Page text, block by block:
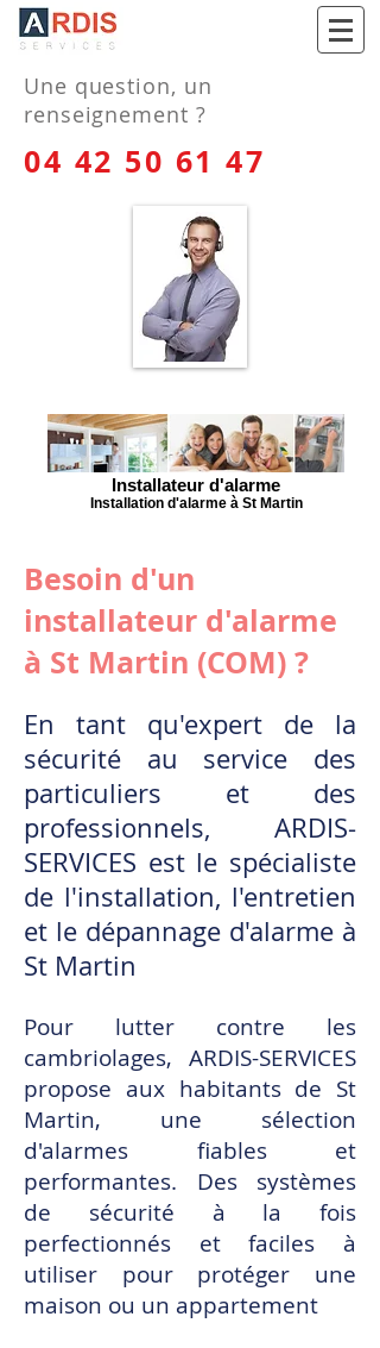
Installateur d'alarme
Installation d'alarme à St Martin
Besoin d'un
installateur d'alarme
à St Martin (COM) ?
En tant qu'expert de la
sécurité au service des
particuliers et des
professionnels, ARDIS-
SERVICES est le spécialiste
de l'installation, l'entretien
et le dépannage d'alarme à
St Martin
Pour lutter contre les
cambriolages, ARDIS-SERVICES
propose aux habitants de St
Martin, une sélection
d'alarmes fiables et
performantes. Des systèmes
de sécurité à la fois
perfectionnés et faciles à
utiliser pour protéger une
maison ou un appartement
Une question, un
renseignement ?
04 42 50 61 47